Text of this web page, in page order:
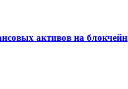
активов на блокчейн